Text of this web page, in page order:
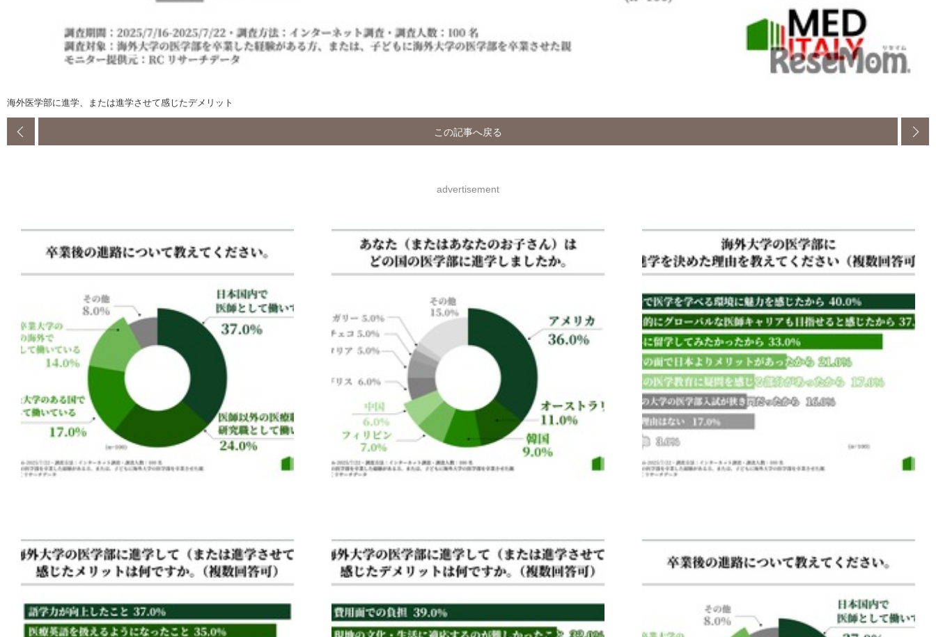
海外医学部に進学、または進学させて感じたデメリット
この記事へ戻る
advertisement